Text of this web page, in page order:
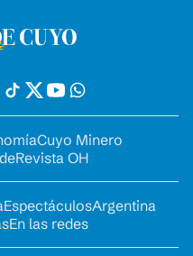
Cuyo Minero
Revista OH
EspectáculosArgentina
En las redes